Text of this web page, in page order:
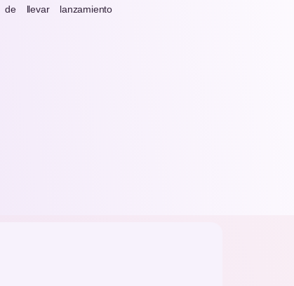
llevar lanzamiento